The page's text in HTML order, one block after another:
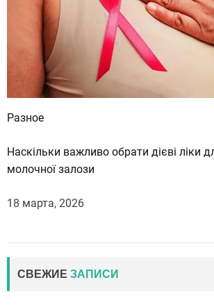
Разное
Наскільки важливо обрати дієві ліки
молочної залози
18 марта, 2026
СВЕЖИЕ ЗАПИСИ